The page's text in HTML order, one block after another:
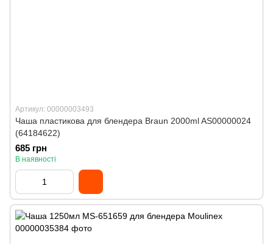
Артикул: 00000003493
Чаша пластикова для блендера Braun 2000ml AS00000024
(64184622)
685 грн
В наявності